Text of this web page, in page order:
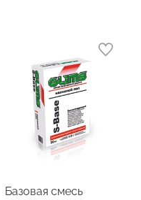
Базовая смесь